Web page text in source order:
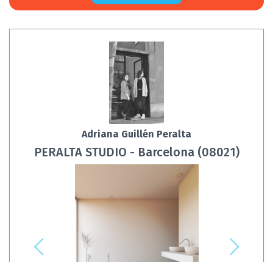
Adriana Guillén Peralta
PERALTA STUDIO - Barcelona (08021)